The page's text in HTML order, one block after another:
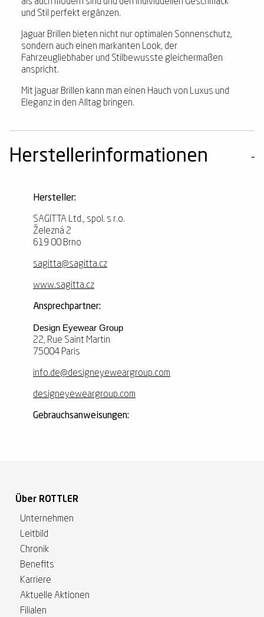
als auch modern sind und den individuellen Geschmack
und Stil perfekt ergänzen.
Jaguar Brillen bieten nicht nur optimalen Sonnenschutz,
sondern auch einen markanten Look, der
Fahrzeugliebhaber und Stilbewusste gleichermaßen
anspricht.
Mit Jaguar Brillen kann man einen Hauch von Luxus und
Eleganz in den Alltag bringen.
Herstellerinformationen
Hersteller:
SAGITTA Ltd., spol. s r.o.
Železná 2
619 00 Brno
sagitta@sagitta.cz
www.sagitta.cz
Ansprechpartner:
Design Eyewear Group
22, Rue Saint Martin
75004 Paris
info.de@designeyeweargroup.com
designeyeweargroup.com
Gebrauchsanweisungen:
Über ROTTLER
Unternehmen
Leitbild
Chronik
Benefits
Karriere
Aktuelle Aktionen
Filialen